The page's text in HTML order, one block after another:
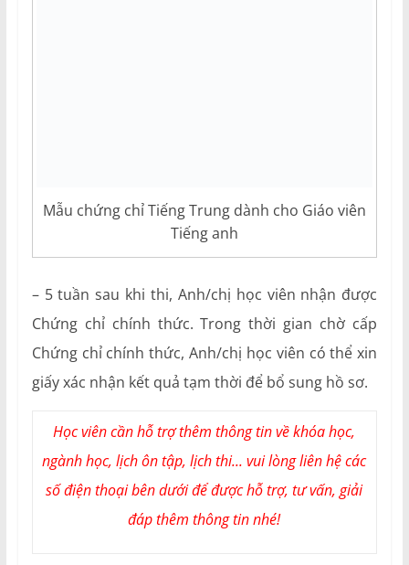
Mẫu chứng chỉ Tiếng Trung dành cho Giáo viên
Tiếng anh
– 5 tuần sau khi thi, Anh/chị học viên nhận được
Chứng chỉ chính thức. Trong thời gian chờ cấp
Chứng chỉ chính thức, Anh/chị học viên có thể xin
giấy xác nhận kết quả tạm thời để bổ sung hồ sơ.
Học viên cần hỗ trợ thêm thông tin về khóa học,
ngành học, lịch ôn tập, lịch thi... vui lòng liên hệ các
số điện thoại bên dưới để được hỗ trợ, tư vấn, giải
đáp thêm thông tin nhé!